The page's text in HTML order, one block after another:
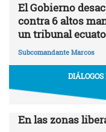
El Gobierno
contra 6 altos
un tribunal
Subcomandante Marcos
En las zonas